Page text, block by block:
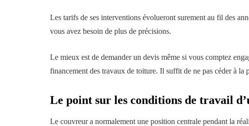
Les tarifs de ses interventions évolueront surement au fil des
vous avez besoin de plus de précisions.
Le mieux est de demander un devis même si vous comptez
financement des travaux de toiture. Il suffit de ne pas céder à
Le point sur les conditions de travail
Le couvreur a normalement une position centrale pendant la